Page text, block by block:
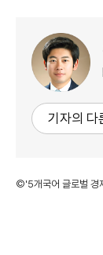
기자의 다
©'5개국어 글로벌 경